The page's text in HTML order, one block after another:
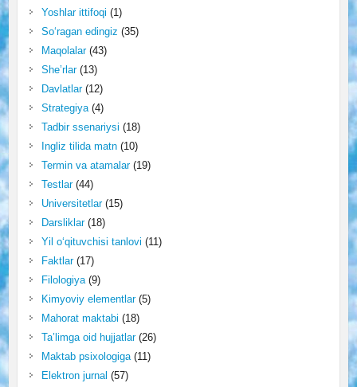
Yoshlar ittifoqi (1)
So‘ragan edingiz (35)
Maqolalar(43)
She’rlar(13)
Davlatlar(12)
Strategiya(4)
Tadbir ssenariysi (18)
Ingliz tilida matn(10)
Termin va atamalar(19)
Testlar(44)
Universitetlar(15)
Darsliklar(18)
Yil o‘qituvchisi tanlovi (11)
Faktlar(17)
Filologiya(9)
Kimyoviy elementlar(5)
Mahorat maktabi (18)
Ta’limga oid hujjatlar(26)
Maktab psixologiga(11)
Elektron jurnal (57)